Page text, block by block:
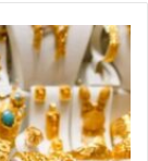
د
ك
إ
ل